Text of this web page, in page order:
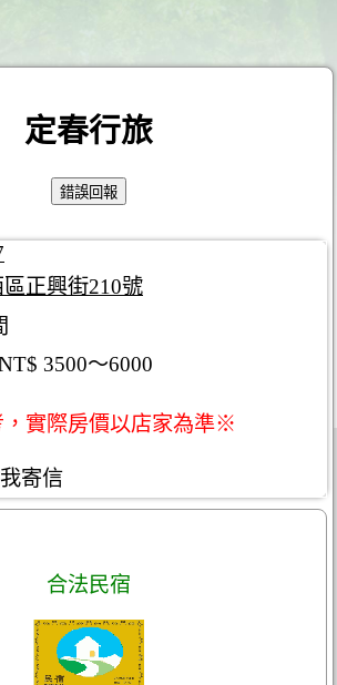
定春行旅
正興街210號
3500～6000
實際房價以店家為準※
寄信
合法民宿